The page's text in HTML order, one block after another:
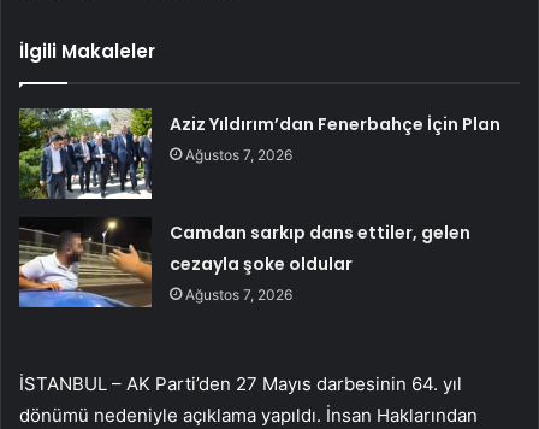
İlgili Makaleler
Aziz Yıldırım’dan Fenerbahçe İçin Plan
Ağustos 7, 2026
Camdan sarkıp dans ettiler, gelen
cezayla şoke oldular
Ağustos 7, 2026
İSTANBUL – AK Parti’den 27 Mayıs darbesinin 64. yıl
dönümü nedeniyle açıklama yapıldı. İnsan Haklarından